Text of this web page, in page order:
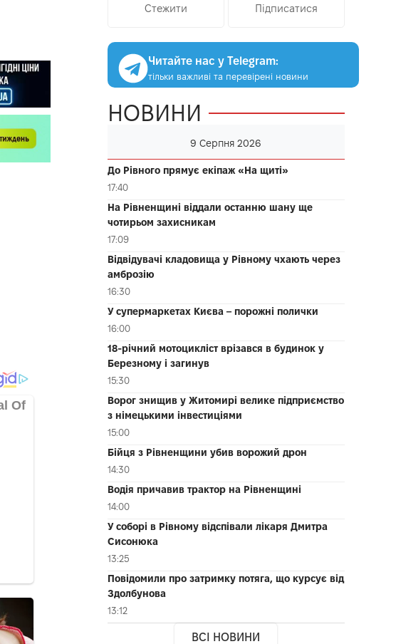
Стежити Підписатися
Читайте нас у Telegram:
тільки важливі та перевірені новини
НОВИНИ
9 Серпня 2026
До Рівного прямує екіпаж «На щиті»
17:40
На Рівненщині віддали останню шану ще
чотирьом захисникам
17:09
Відвідувачі кладовища у Рівному чхають через
амброзію
16:30
У супермаркетах Києва – порожні полички
16:00
18-річний мотоцикліст врізався в будинок у
Березному і загинув
15:30
Ворог знищив у Житомирі велике підприємство
з німецькими інвестиціями
15:00
Бійця з Рівненщини убив ворожий дрон
14:30
Водія причавив трактор на Рівненщині
14:00
У соборі в Рівному відспівали лікаря Дмитра
Сисонюка
13:25
Повідомили про затримку потяга, що курсує від
Здолбунова
13:12
ВСІ НОВИНИ